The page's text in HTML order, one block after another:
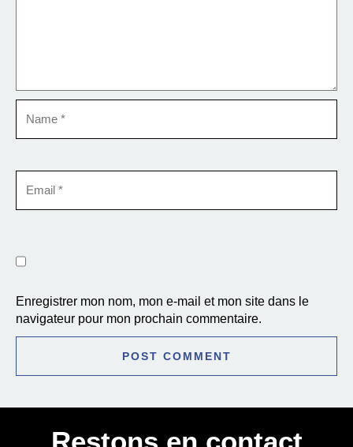
Enregistrer mon nom, mon e-mail et mon site dans le
navigateur pour mon prochain commentaire.